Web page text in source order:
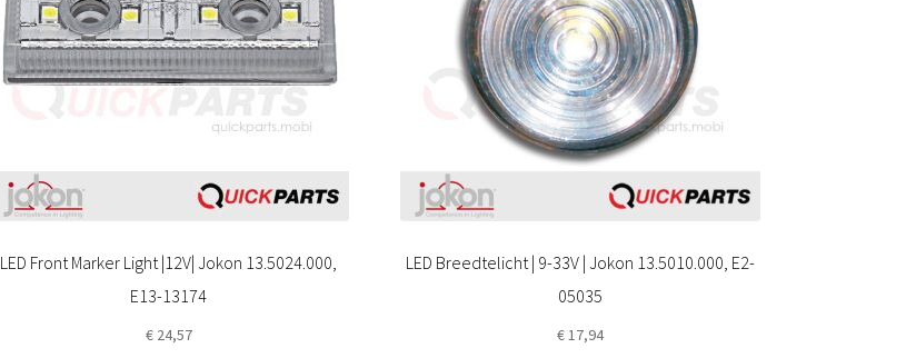
LED Front Marker Light |12V| Jokon 13.5024.000,
E13-13174
€24,57
LED Breedtelicht | 9-33V | Jokon 13.5010.000, E2-
05035
€17,94